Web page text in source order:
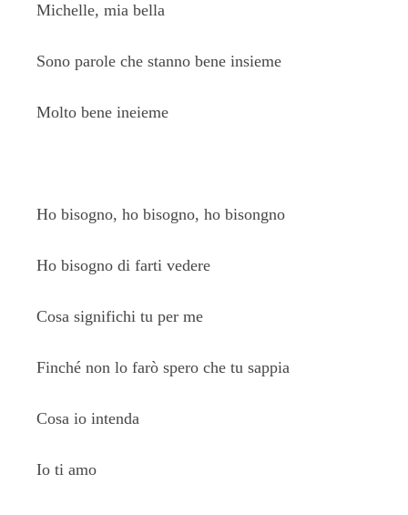
Michelle, mia bella
Sono parole che stanno bene insieme
Molto bene ineieme
Ho bisogno, ho bisogno, ho bisongno
Ho bisogno di farti vedere
Cosa significhi tu per me
Finché non lo farò spero che tu sappia
Cosa io intenda
Io ti amo